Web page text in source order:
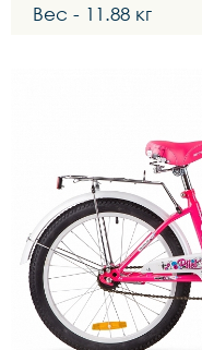
Вес - 11.88 кг